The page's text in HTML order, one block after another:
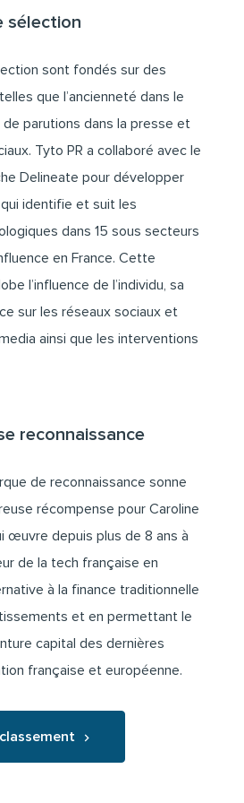
sélection
sont fondés sur des
que l’ancienneté dans le
parutions dans la presse et
Tyto PR a collaboré avec le
Delineate pour développer
identifie et suit les
dans 15 sous secteurs
en France. Cette
l’influence de l’individu, sa
sur les réseaux sociaux et
ainsi que les interventions
reconnaissance
de reconnaissance sonne
récompense pour Caroline
œuvre depuis plus de 8 ans à
de la tech française en
à la finance traditionnelle
et en permettant le
capital des dernières
française et européenne.